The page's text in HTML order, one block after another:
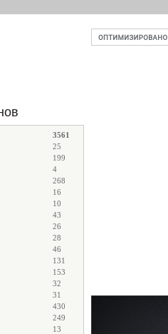
3561
25
199
4
268
16
10
43
26
28
46
131
153
32
31
430
249
13